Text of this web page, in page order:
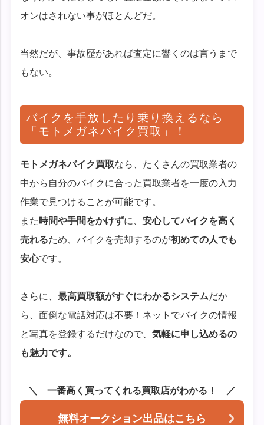
オンはされない事がほとんどだ。
当然だが、事故歴があれば査定に響くのは言うまで
もない。
バイクを手放したり乗り換えるなら
「モトメガネバイク買取」！
モトメガネバイク買取なら、たくさんの買取業者の
中から自分のバイクに合った買取業者を一度の入力
作業で見つけることが可能です。
また 時間や手間をかけずに、安心してバイクを高く
売れるため、バイクを売却するのが初めての人でも
安心です。
さらに、最高買取額がすぐにわかるシステムだか
ら、面倒な電話対応は不要！ネットでバイクの情報
と写真を登録するだけなので、気軽に申し込めるの
も魅力です。
一番高く買ってくれる買取店がわかる！
無料オークション出品はこちら